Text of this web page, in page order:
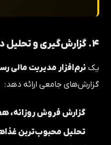
۴. گزارش‌گیری و تحلیل داده
یک نرم‌افزار مدیریت مالی
گزارش‌های جامعی ارائه دهد:
گزارش فروش روزانه،
تحلیل محبوب‌ترین